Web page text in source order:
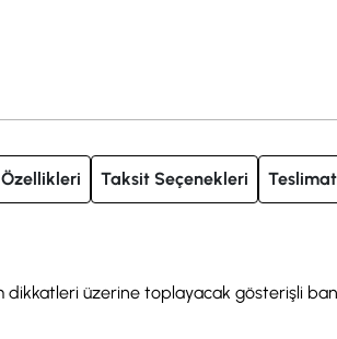
Taksit Seçenekleri
dikkatleri üzerine toplayacak gösterişli